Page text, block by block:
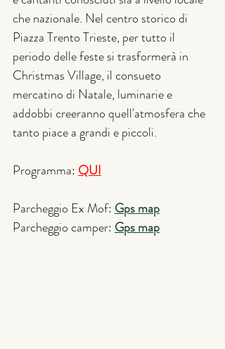
che nazionale. Nel centro storico di
Piazza Trento Trieste, per tutto il
periodo delle feste si trasformerà in
Christmas Village, il consueto
mercatino di Natale, luminarie e
addobbi creeranno quell'atmosfera che
tanto piace a grandi e piccoli.
Programma: QUI
Parcheggio Ex Mof: Gps map
Parcheggio camper: Gps map